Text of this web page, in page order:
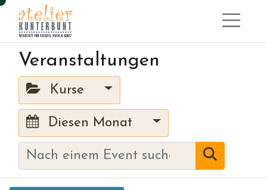
Veranstaltungen
Kurse
Diesen Monat